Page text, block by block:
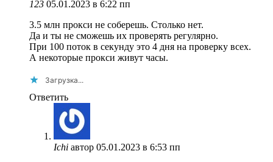
123 05.01.2023 в 6:22 пп
3.5 млн прокси не соберешь. Столько нет.
Да и ты не сможешь их проверять регулярно.
При 100 поток в секунду это 4 дня на проверку всех.
А некоторые прокси живут часы.
Загрузка...
Ответить
Ichi автор 05.01.2023 в 6:53 пп